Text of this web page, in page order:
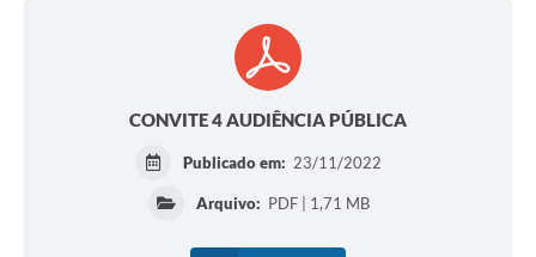
CONVITE 4 AUDIÊNCIA PÚBLICA
Publicado em: 23/11/2022
Arquivo: PDF | 1,71 MB